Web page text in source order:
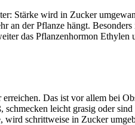
Stärke wird in Zucker
der Pflanze hängt. Besonders
das Pflanzenhormon
Das ist vor allem bei
schmecken leicht grasig oder
wird schrittweise in Zucker